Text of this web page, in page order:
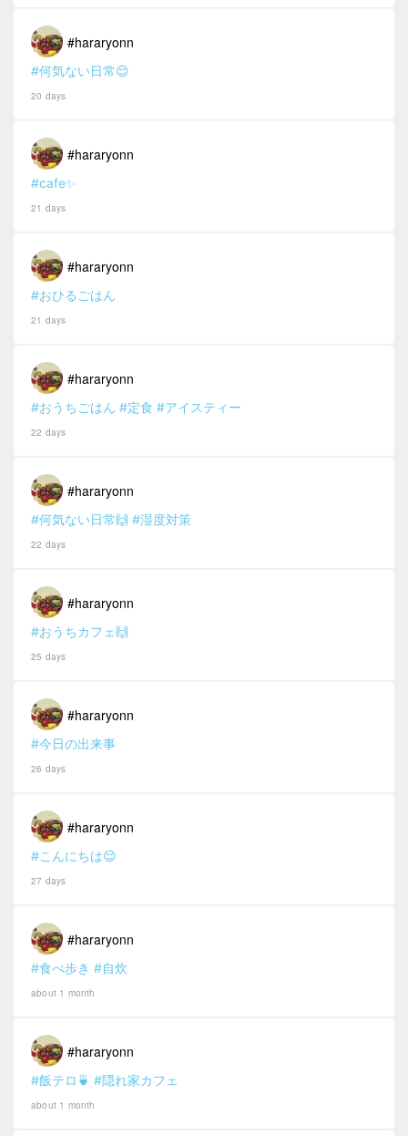
#hararyonn
#何気ない日常😌
20 days
#hararyonn
#cafe✨
21 days
#hararyonn
#おひるごはん
21 days
#hararyonn
#おうちごはん #定食 #アイスティー
22 days
#hararyonn
#何気ない日常🙌 #湿度対策
22 days
#hararyonn
#おうちカフェ🙌
25 days
#hararyonn
#今日の出来事
26 days
#hararyonn
#こんにちは😌
27 days
#hararyonn
#食べ歩き #自炊
about 1 month
#hararyonn
#飯テロ🍵 #隠れ家カフェ
about 1 month